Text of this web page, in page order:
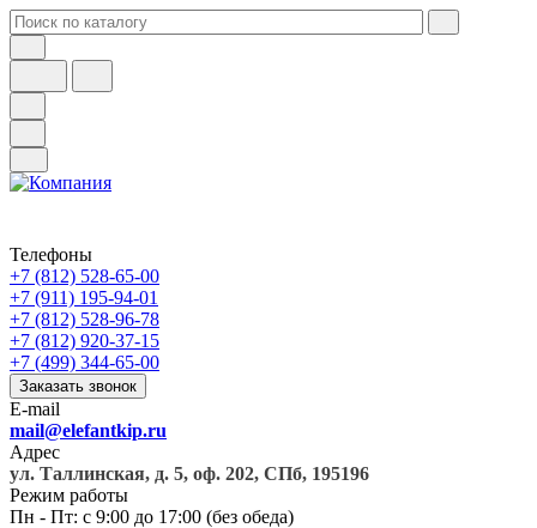
Телефоны
+7 (812) 528-65-00
+7 (911) 195-94-01
+7 (812) 528-96-78
+7 (812) 920-37-15
+7 (499) 344-65-00
Заказать звонок
E-mail
mail@elefantkip.ru
Адрес
ул. Таллинская, д. 5, оф. 202, СПб, 195196
Режим работы
Пн - Пт: с 9:00 до 17:00 (без обеда)